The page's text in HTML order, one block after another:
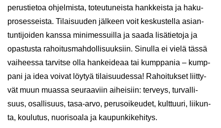
pe­rus­tie­toa oh­jel­mis­ta, to­teu­tu­neis­ta hank­keis­ta ja ha­ku­
pro­ses­seis­ta. Ti­lai­suu­den jäl­keen voit kes­kus­tel­la asian­
tun­ti­joi­den kans­sa mi­ni­mes­suil­la ja saada li­sä­tie­to­ja ja
opas­tus­ta ra­hoi­tus­mah­dol­li­suuk­siin. Si­nul­la ei vielä tässä
vai­hees­sa tar­vit­se olla han­kei­de­aa tai kump­pa­nia – kump­
pa­ni ja idea voi­vat löy­tyä ti­lai­suu­des­sa! Ra­hoi­tuk­set liit­ty­
vät muun muas­sa seu­raa­viin ai­hei­siin: ter­veys, tur­val­li­
suus, osal­li­suus, tasa-​arvo, pe­rus­oi­keu­det, kult­tuu­ri, lii­kun­
ta, kou­lu­tus, nuo­ri­soa­la ja kau­pun­ki­ke­hi­tys.